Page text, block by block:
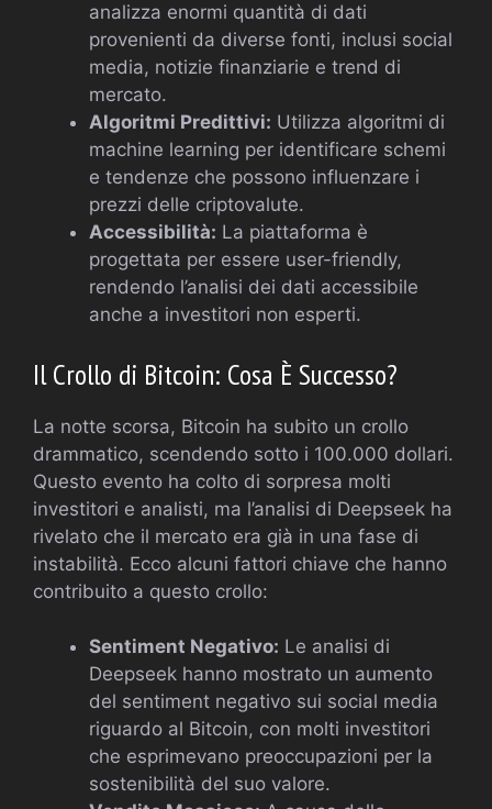
analizza enormi quantità di dati
provenienti da diverse fonti, inclusi social
media, notizie finanziarie e trend di
mercato.
Algoritmi Predittivi: Utilizza algoritmi di
machine learning per identificare schemi
e tendenze che possono influenzare i
prezzi delle criptovalute.
Accessibilità: La piattaforma è
progettata per essere user-friendly,
rendendo l’analisi dei dati accessibile
anche a investitori non esperti.
Il Crollo di Bitcoin: Cosa È Successo?
La notte scorsa, Bitcoin ha subito un crollo
drammatico, scendendo sotto i 100.000 dollari.
Questo evento ha colto di sorpresa molti
investitori e analisti, ma l’analisi di Deepseek ha
rivelato che il mercato era già in una fase di
instabilità. Ecco alcuni fattori chiave che hanno
contribuito a questo crollo:
Sentiment Negativo: Le analisi di
Deepseek hanno mostrato un aumento
del sentiment negativo sui social media
riguardo al Bitcoin, con molti investitori
che esprimevano preoccupazioni per la
sostenibilità del suo valore.